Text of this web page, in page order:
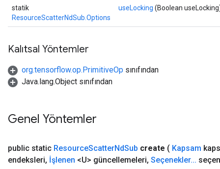
statik
ResourceScatterNdSub.Options
useLocking (Boolean
Kalıtsal Yöntemler
org.tensorflow.op.PrimitiveOp sınıfından
Java.lang.Object sınıfından
Genel Yöntemler
public static ResourceScatterNdSub create ( Kapsam
endeksleri, İşlenen <U> güncellemeleri, Seçenekler...